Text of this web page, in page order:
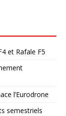
et Rafale F5
l’Eurodrone
semestriels